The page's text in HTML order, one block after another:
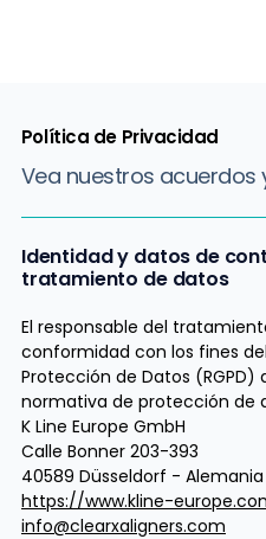
Política de Privacidad
Vea nuestros acuerdos
Identidad y datos de
tratamiento de datos
El responsable del
conformidad con los fines
Protección de Datos (RGPD)
normativa de protección de
K Line Europe GmbH
Calle Bonner 203-393
40589 Düsseldorf - Alemania
https://www.kline-
info@clearxaligners.com